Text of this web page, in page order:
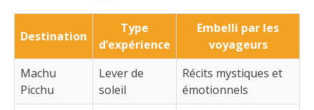
Destination
Type
d’expérience
Embelli par les
voyageurs
Machu
Picchu
Lever de
soleil
Récits mystiques et
émotionnels